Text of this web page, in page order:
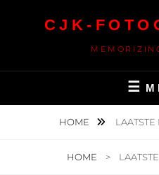
CJK-
HOME
HOME >